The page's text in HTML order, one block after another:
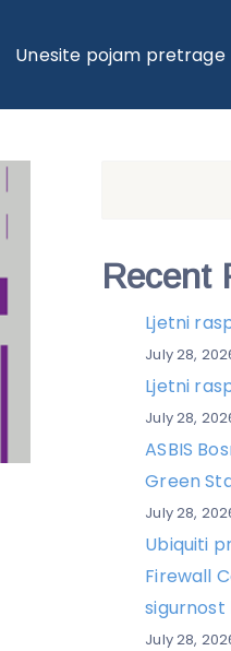
Unesite pojam pretrage
Recent
Ljetni
July 28,
Ljetni
July 28,
ASBIS
Green
July 28,
Ubiquiti
Firewall
July 28,